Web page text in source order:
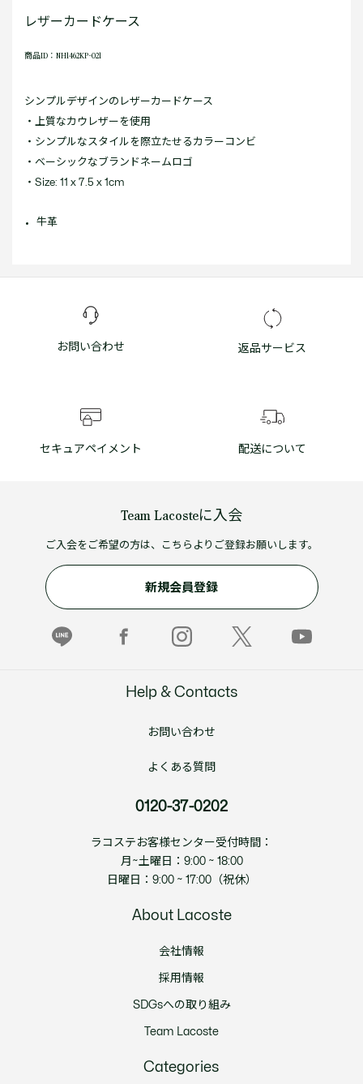
レザーカードケース
商品ID：NH1462KP-021
シンプルデザインのレザーカードケース
・上質なカウレザーを使用
・シンプルなスタイルを際立たせるカラーコンビ
・ベーシックなブランドネームロゴ
・Size: 11 x 7.5 x 1cm
牛革
お問い合わせ 返品サービス
セキュアペイメント 配送について
Team Lacosteに入会
ご入会をご希望の方は、こちらよりご登録お願いします。
新規会員登録
Help & Contacts
お問い合わせ
よくある質問
0120-37-0202
ラコステお客様センター受付時間：
月~土曜日：9:00 ~ 18:00
日曜日：9:00 ~ 17:00（祝休）
About Lacoste
会社情報
採用情報
SDGsへの取り組み
Team Lacoste
Categories